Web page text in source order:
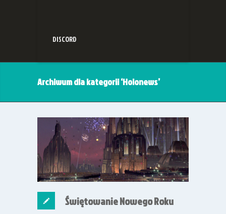
DISCORD
Archiwum dla kategorii ‘Holonews’
Świętowanie Nowego Roku